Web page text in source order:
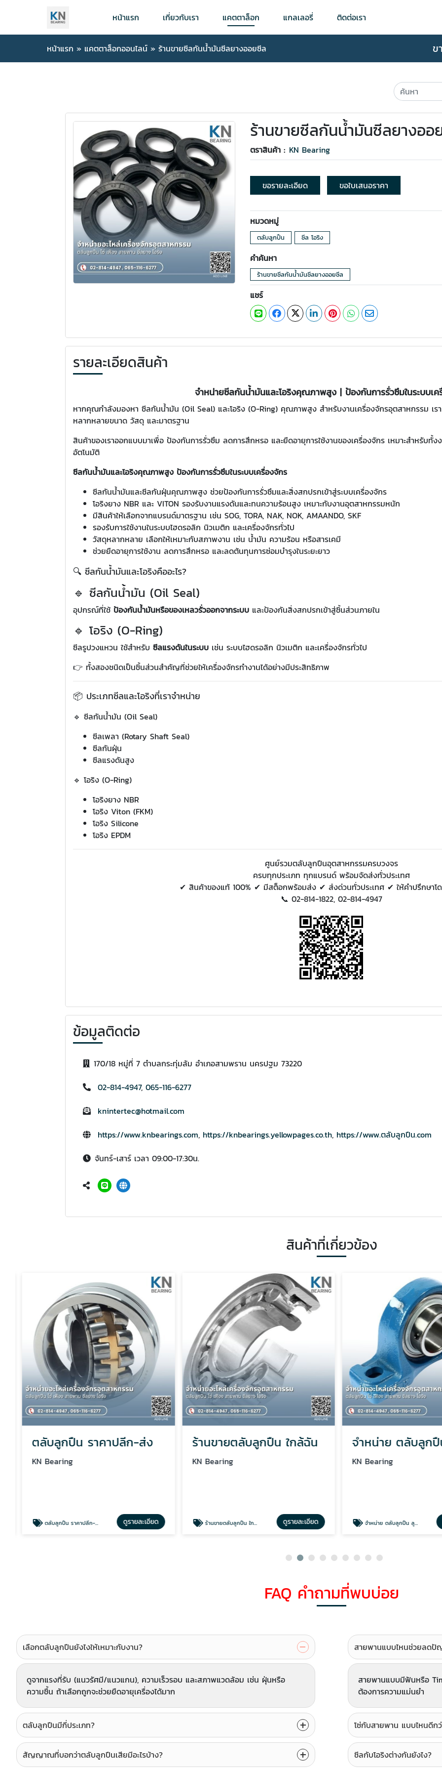
หน้าแรก เกี่ยวกับเรา แคตตาล็อก แกลเลอรี่ ติดต่อเรา
หน้าแรก » แคตตาล็อกออนไลน์ » ร้านขายซีลกันน้ำมันซีลยางออยซีล ข
ร้านขายซีลกันน้ำมันซีลยางออ
ตราสินค้า : KN Bearing
ขอรายละเอียด ขอใบเสนอราคา
หมวดหมู่
ตลับลูกปืน ซีล โอริง
คำค้นหา
ร้านขายซีลกันน้ำมันซีลยางออยซีล
แชร์
รายละเอียดสินค้า
จำหน่ายซีลกันน้ำมันและโอริงคุณภาพสูง | ป้องกันการรั่วซึมในระบบเค
หากคุณกำลังมองหา ซีลกันน้ำมัน (Oil Seal) และโอริง (O-Ring) คุณภาพสูง สำหรับงานเครื่องจักรอุตสาหกรรม เร
หลากหลายขนาด วัสดุ และมาตรฐาน
สินค้าของเราออกแบบมาเพื่อ ป้องกันการรั่วซึม ลดการสึกหรอ และยืดอายุการใช้งานของเครื่องจักร เหมาะสำหรับทั้
อัตโนมัติ
ซีลกันน้ำมันและโอริงคุณภาพสูง ป้องกันการรั่วซึมในระบบเครื่องจักร
ซีลกันน้ำมันและซีลกันฝุ่นคุณภาพสูง ช่วยป้องกันการรั่วซึมและสิ่งสกปรกเข้าสู่ระบบเครื่องจักร
โอริงยาง NBR และ VITON รองรับงานแรงดันและทนความร้อนสูง เหมาะกับงานอุตสาหกรรมหนัก
มีสินค้าให้เลือกจากแบรนด์มาตรฐาน เช่น SOG, TORA, NAK, NOK, AMAANDO, SKF
รองรับการใช้งานในระบบไฮดรอลิก นิวเมติก และเครื่องจักรทั่วไป
วัสดุหลากหลาย เลือกให้เหมาะกับสภาพงาน เช่น น้ำมัน ความร้อน หรือสารเคมี
ช่วยยืดอายุการใช้งาน ลดการสึกหรอ และลดต้นทุนการซ่อมบำรุงในระยะยาว
🔍 ซีลกันน้ำมันและโอริงคืออะไร?
🔹 ซีลกันน้ำมัน (Oil Seal)
อุปกรณ์ที่ใช้ ป้องกันน้ำมันหรือของเหลวรั่วออกจากระบบ และป้องกันสิ่งสกปรกเข้าสู่ชิ้นส่วนภายใน
🔹 โอริง (O-Ring)
ซีลรูปวงแหวน ใช้สำหรับ ซีลแรงดันในระบบ เช่น ระบบไฮดรอลิก นิวเมติก และเครื่องจักรทั่วไป
👉 ทั้งสองชนิดเป็นชิ้นส่วนสำคัญที่ช่วยให้เครื่องจักรทำงานได้อย่างมีประสิทธิภาพ
📦 ประเภทซีลและโอริงที่เราจำหน่าย
🔹 ซีลกันน้ำมัน (Oil Seal)
ซีลเพลา (Rotary Shaft Seal)
ซีลกันฝุ่น
ซีลแรงดันสูง
🔹 โอริง (O-Ring)
โอริงยาง NBR
โอริง Viton (FKM)
โอริง Silicone
โอริง EPDM
ศูนย์รวมตลับลูกปืนอุตสาหกรรมครบวงจร
ครบทุกประเภท ทุกแบรนด์ พร้อมจัดส่งทั่วประเทศ
✔ สินค้าของแท้ 100% ✔ มีสต็อกพร้อมส่ง ✔ ส่งด่วนทั่วประเทศ ✔ ให้คำปรึกษาโ
📞 02-814-1822, 02-814-4947
ข้อมูลติดต่อ
170/18 หมู่ที่ 7 ตำบลกระทุ่มล้ม อำเภอสามพราน นครปฐม 73220
02-814-4947, 065-116-6277
knintertec@hotmail.com
https://www.knbearings.com, https://knbearings.yellowpages.co.th, https://www.ตลับลูกปืน.com
จันทร์-เสาร์ เวลา 09:00-17:30น.
สินค้าที่เกี่ยวข้อง
ตลับลูกปืน ราคาปลีก-ส่ง
KN Bearing
ตลับลูกปืน ราคาปลีก-ส่ง ดูรายละเอียด
ร้านขายตลับลูกปืน ใกล้ฉัน
KN Bearing
ร้านขายตลับลูกปืน ใกล้ฉัน ดูรายละเอียด
KN Bearing
จำหน่าย ตลับลูกปืน ลูกปืนตุ๊กตา ดู
FAQ คำถามที่พบบ่อย
เลือกตลับลูกปืนยังไงให้เหมาะกับงาน?
ดูจากแรงที่รับ (แนวรัศมี/แนวแกน), ความเร็วรอบ และสภาพแวดล้อม เช่น ฝุ่นหรือ
ความชื้น ถ้าเลือกถูกจะช่วยยืดอายุเครื่องได้มาก
ตลับลูกปืนมีกี่ประเภท?
สัญญาณที่บอกว่าตลับลูกปืนเสียมีอะไรบ้าง?
สายพานแบบไหนช่วยลดปั
สายพานแบบมีฟันหรือ
ต้องการความแม่นยำ
โซ่กับสายพาน แบบไหนดีก
ซีลกับโอริงต่างกันยังไง?